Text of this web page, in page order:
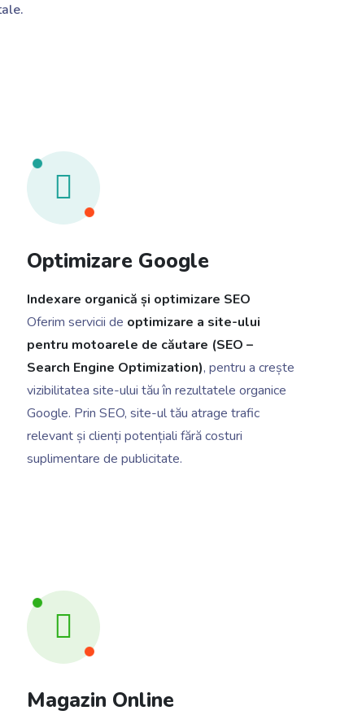
Optimizare Google
Indexare organică și optimizare SEO
Oferim servicii de optimizare a site-ului
pentru motoarele de căutare (SEO –
Search Engine Optimization), pentru a crește
vizibilitatea site-ului tău în rezultatele organice
Google. Prin SEO, site-ul tău atrage trafic
relevant și clienți potențiali fără costuri
suplimentare de publicitate.
Magazin Online